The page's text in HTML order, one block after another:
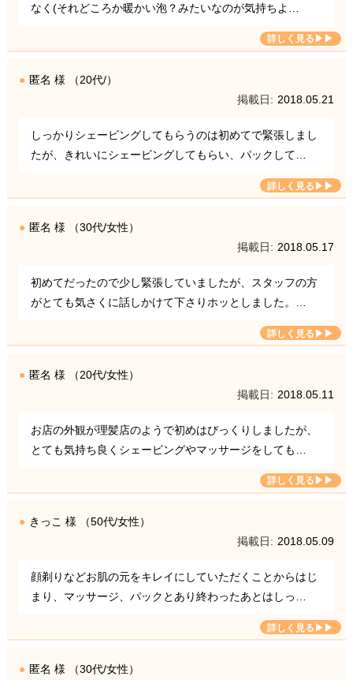
なく(それどころか暖かい泡？みたいなのが気持ちよ…
匿名 様 （20代/）
2018.05.21
しっかりシェービングしてもらうのは初めてで緊張しまし
たが、きれいにシェービングしてもらい、パックして…
匿名 様 （30代/女性）
2018.05.17
初めてだったので少し緊張していましたが、スタッフの方
がとても気さくに話しかけて下さりホッとしました。…
匿名 様 （20代/女性）
2018.05.11
お店の外観が理髪店のようで初めはびっくりしましたが、
とても気持ち良くシェービングやマッサージをしても…
きっこ 様 （50代/女性）
2018.05.09
顔剃りなどお肌の元をキレイにしていただくことからはじ
まり、マッサージ、パックとあり終わったあとはしっ…
匿名 様 （30代/女性）